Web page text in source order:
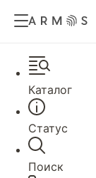
Каталог
Статус
Поиск